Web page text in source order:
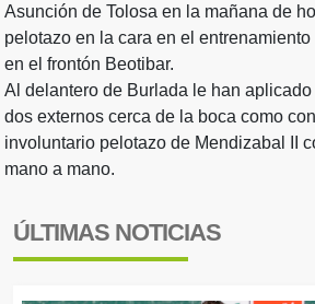
Asunción de Tolosa en la mañana de
pelotazo en la cara en el
en el frontón Beotibar.
Al delantero de Burlada le han
dos externos cerca de la boca como
involuntario pelotazo de Mendizabal II
mano a mano.
ÚLTIMAS NOTICIAS